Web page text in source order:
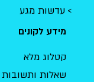
עדשות מגע
מידע לקונים
קטלוג מלא
שאלות ותשובות